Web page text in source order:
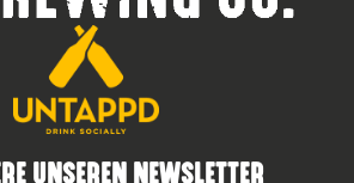
UNSEREN NEWSLETTER